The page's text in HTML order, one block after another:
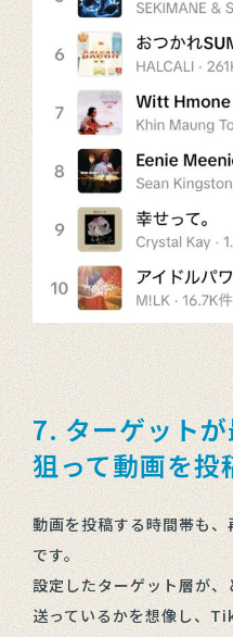
7. ターゲット
狙って動画を投
動画を投稿する時間帯も
です。
設定したターゲット層が
送っているかを想像し、